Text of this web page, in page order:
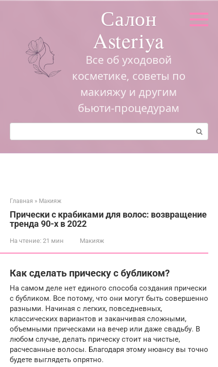
Салон
Asteriya
Все об уходовой
косметике, советы по
макияжу и другим
бьюти-процедурам
Поиск:
Главная » Макияж
Прически с крабиками для волос: возвращение
тренда 90-х в 2022
На чтение: 21 мин Макияж
Как сделать прическу с бубликом?
На самом деле нет единого способа создания прически
с бубликом. Все потому, что они могут быть совершенно
разными. Начиная с легких, повседневных,
классических вариантов и заканчивая сложными,
объемными прическами на вечер или даже свадьбу. В
любом случае, делать прическу стоит на чистые,
расчесанные волосы. Благодаря этому нюансу вы точно
будете выглядеть опрятно.